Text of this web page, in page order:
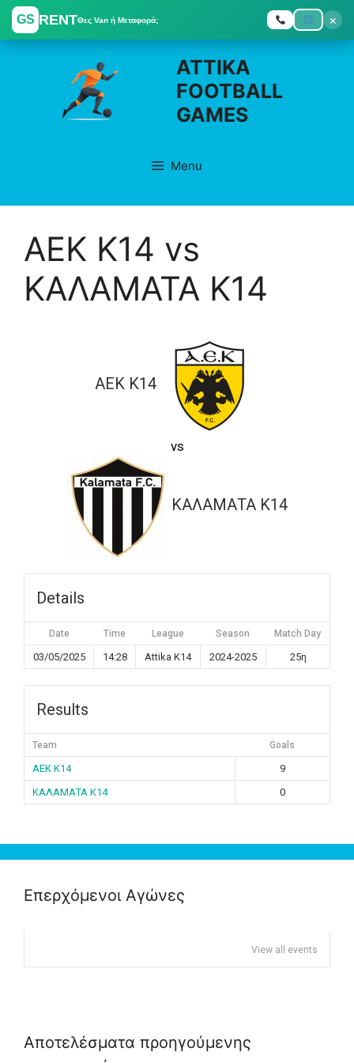
GS RENTΘες Van ή Μεταφορά;
×
Skip
ATTIKA
FOOTBALL
GAMES
Menu
ΑΕΚ K14 vs
ΚΑΛΑΜΑΤΑ K14
ΑΕΚ K14
vs
ΚΑΛΑΜΑΤΑ K14
Details
Date Time League Season Match Day
03/05/2025 14:28 Attika K14 2024-2025 25η
Results
Team Goals
ΑΕΚ K14
9
ΚΑΛΑΜΑΤΑ K14
0
Επερχόμενοι Αγώνες
View all events
Αποτελέσματα προηγούμενης